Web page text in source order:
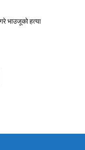
भाउजूको हत्या